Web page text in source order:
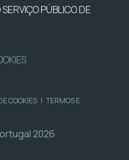
PÚBLICO DE
COOKIES | TERMOS E
2026